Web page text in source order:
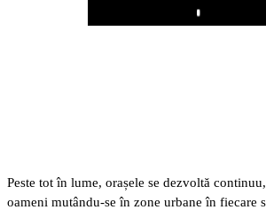
Play
Peste tot în lume, orașele se dezvoltă
oameni mutându-se în zone urbane în fiecare